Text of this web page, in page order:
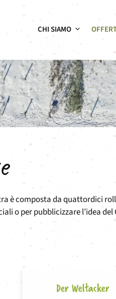
CHI SIAMO
è composta da quattordici
o per pubblicizzare l’idea